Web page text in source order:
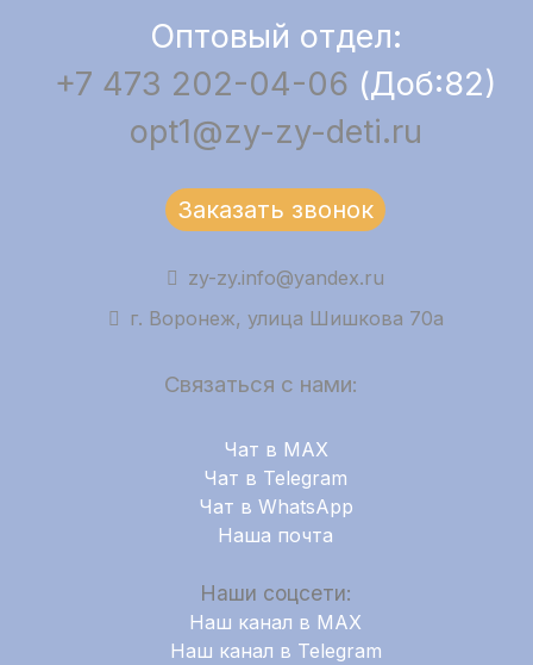
Оптовый отдел:
+7 473 202-04-06 (Доб:82)
opt1@zy-zy-deti.ru
Заказать звонок
zy-zy.info@yandex.ru
г. Воронеж, улица Шишкова 70а
Связаться с нами:
Чат в MAX
Чат в Telegram
Чат в WhatsApp
Наша почта
Наши соцсети:
Наш канал в MAX
Наш канал в Telegram